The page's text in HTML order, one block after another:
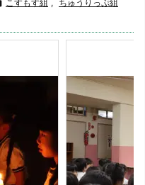
こすもす組 , ちゅうりっぷ組